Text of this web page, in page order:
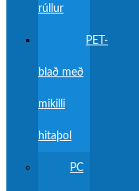
rúllur
PET-
blað með
mikilli
hitaþol
PC